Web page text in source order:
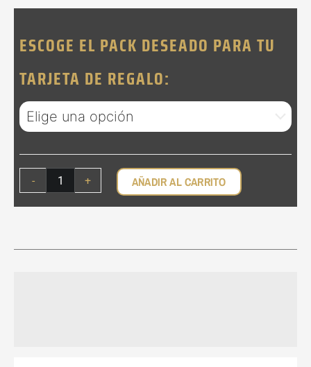
60,00 €
hasta
ESCOGE EL PACK DESEADO PARA TU
TARJETA DE REGALO:
-
TARJETA
REGALO
DE
SESIÓN
FOTOGRÁFICA
CANTIDAD
+ AÑADIR AL CARRITO